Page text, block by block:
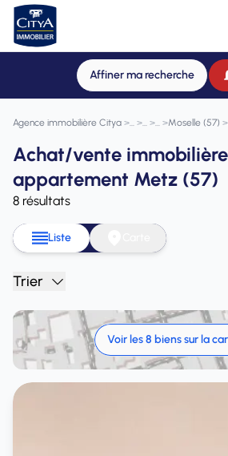
Affiner ma recherche
Agence immobilière Citya > > > >Moselle (57) >
Achat/vente immobilière
appartement Metz (57)
8 résultats
Liste
Trier
Voir les 8 biens sur la